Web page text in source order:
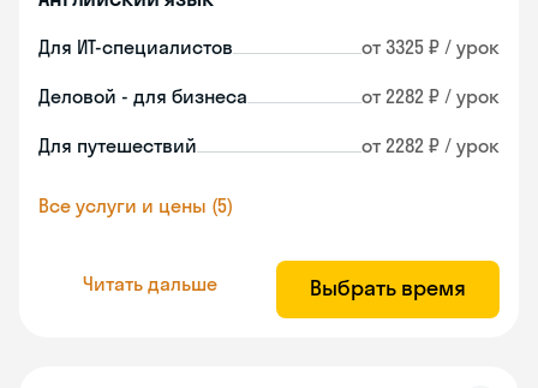
Для ИТ-специалистов от 3325 ₽ / урок
Деловой - для бизнеса от 2282 ₽ / урок
Для путешествий от 2282 ₽ / урок
Все услуги и цены (5)
Читать дальше Выбрать время